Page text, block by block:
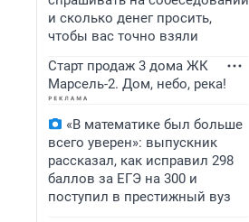
и сколько денег просить,
чтобы вас точно взяли
Старт продаж 3 дома ЖК
Марсель-2. Дом, небо, река!
«В математике был больше
всего уверен»: выпускник
рассказал, как исправил 298
баллов за ЕГЭ на 300 и
поступил в престижный вуз